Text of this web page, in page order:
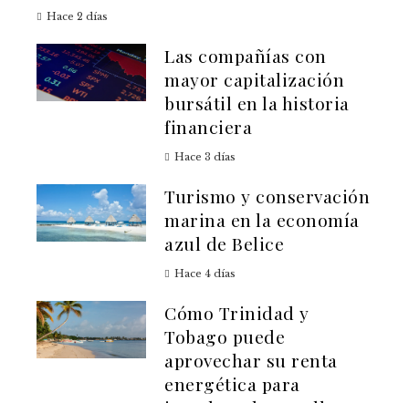
Hace 2 días
Las compañías con
mayor capitalización
bursátil en la historia
financiera
Hace 3 días
Turismo y conservación
marina en la economía
azul de Belice
Hace 4 días
Cómo Trinidad y
Tobago puede
aprovechar su renta
energética para